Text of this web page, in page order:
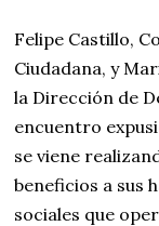
Felipe Castillo,
Ciudadana, y
la Dirección de
encuentro
se viene
beneficios a sus
sociales que